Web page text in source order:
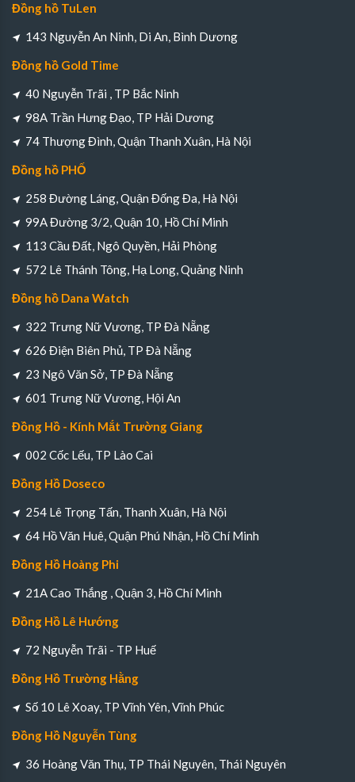
Đồng hồ TuLen
143 Nguyễn An Ninh, Di An, Bình Dương
Đồng hồ Gold Time
40 Nguyễn Trãi , TP Bắc Ninh
98A Trần Hưng Đạo, TP Hải Dương
74 Thượng Đình, Quận Thanh Xuân, Hà Nội
Đồng hồ PHỐ
258 Đường Láng, Quận Đống Đa, Hà Nội
99A Đường 3/2, Quận 10, Hồ Chí Minh
113 Cầu Đất, Ngô Quyền, Hải Phòng
572 Lê Thánh Tông, Hạ Long, Quảng Ninh
Đồng hồ Dana Watch
322 Trưng Nữ Vương, TP Đà Nẵng
626 Điện Biên Phủ, TP Đà Nẵng
23 Ngô Văn Sở, TP Đà Nẵng
601 Trưng Nữ Vương, Hội An
Đồng Hồ - Kính Mắt Trường Giang
002 Cốc Lếu, TP Lào Cai
Đồng Hồ Doseco
254 Lê Trọng Tấn, Thanh Xuân, Hà Nội
64 Hồ Văn Huê, Quận Phú Nhận, Hồ Chí Minh
Đồng Hồ Hoàng Phi
21A Cao Thắng , Quận 3, Hồ Chí Minh
Đồng Hồ Lê Hướng
72 Nguyễn Trãi - TP Huế
Đồng Hồ Trường Hằng
Số 10 Lê Xoay, TP Vĩnh Yên, Vĩnh Phúc
Đồng Hồ Nguyễn Tùng
36 Hoàng Văn Thụ, TP Thái Nguyên, Thái Nguyên